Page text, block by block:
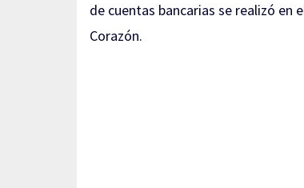
de cuentas bancarias se realizó en
Corazón.